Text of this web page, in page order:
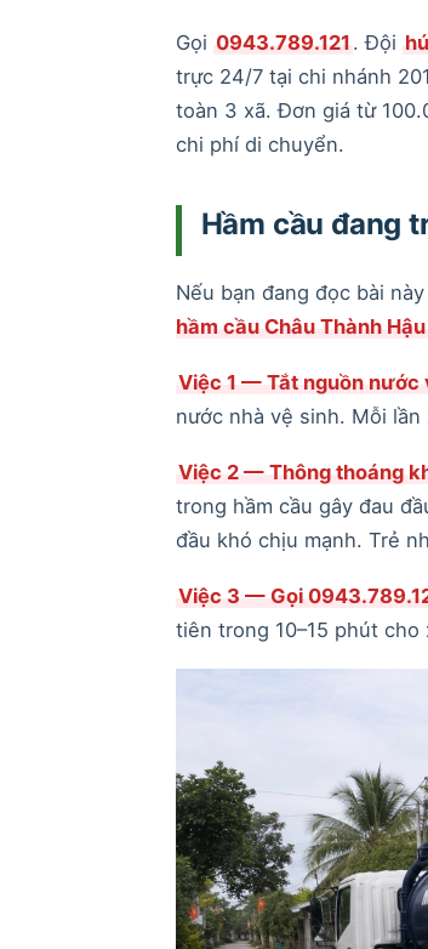
Gọi 0943.789.121 . Đội
trực 24/7 tại chi nhánh
toàn 3 xã. Đơn giá từ
chi phí di chuyển.
Hầm cầu đang
Nếu bạn đang đọc bài
hầm cầu Châu Thành
Việc 1 — Tắt nguồn nước
nước nhà vệ sinh. Mỗi
Việc 2 — Thông thoáng
trong hầm cầu gây đau
đầu khó chịu mạnh. Trẻ
Việc 3 — Gọi
tiên trong 10–15 phút cho